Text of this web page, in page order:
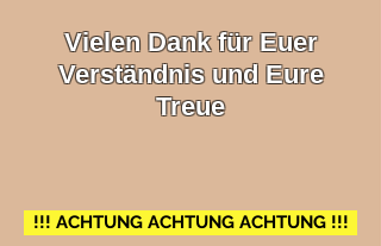
Vielen Dank für Euer
Verständnis und Eure
Treue
!!! ACHTUNG ACHTUNG ACHTUNG !!!